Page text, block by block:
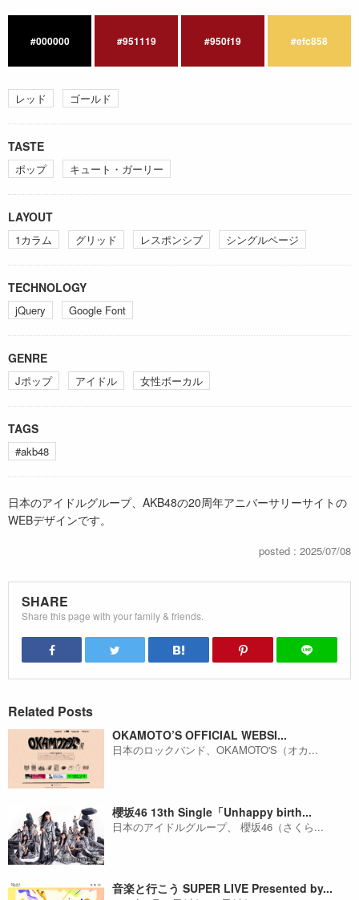
#000000 #951119 #950f19 #efc858
レッド ゴールド
TASTE
ポップ キュート・ガーリー
LAYOUT
1カラム グリッド レスポンシブ シングルページ
TECHNOLOGY
jQuery Google Font
GENRE
Jポップ アイドル 女性ボーカル
TAGS
#akb48
日本のアイドルグループ、AKB48の20周年アニバーサリーサイトの
WEBデザインです。
posted : 2025/07/08
SHARE
Share this page with your family & friends.
Related Posts
OKAMOTO’S OFFICIAL WEBSI...
日本のロックバンド、OKAMOTO'S（オカ...
櫻坂46 13th Single「Unhappy birth...
日本のアイドルグループ、 櫻坂46（さくら...
音楽と行こう SUPER LIVE Presented by...